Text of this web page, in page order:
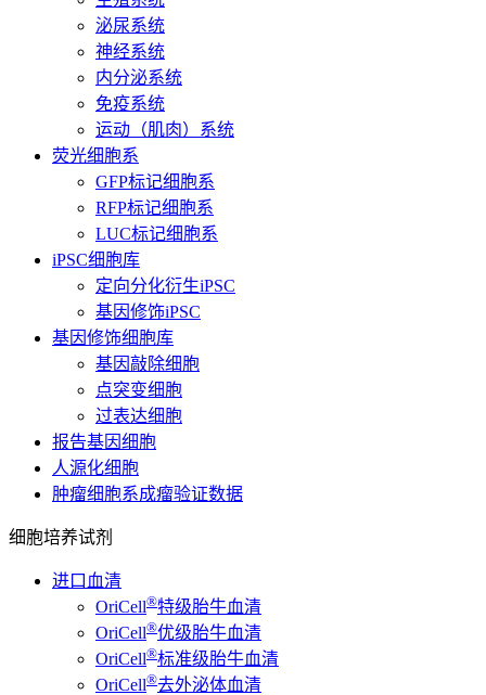
泌尿系统
神经系统
内分泌系统
免疫系统
运动（肌肉）系统
荧光细胞系
GFP标记细胞系
RFP标记细胞系
LUC标记细胞系
iPSC细胞库
定向分化衍生iPSC
基因修饰iPSC
基因修饰细胞库
基因敲除细胞
点突变细胞
过表达细胞
报告基因细胞
人源化细胞
肿瘤细胞系成瘤验证数据
细胞培养试剂
进口血清
OriCell®特级胎牛血清
OriCell®优级胎牛血清
OriCell®标准级胎牛血清
OriCell®去外泌体血清